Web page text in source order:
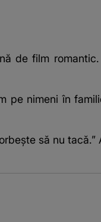
de film
pe nimeni în
să nu